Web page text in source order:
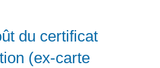
du certificat
(ex-carte